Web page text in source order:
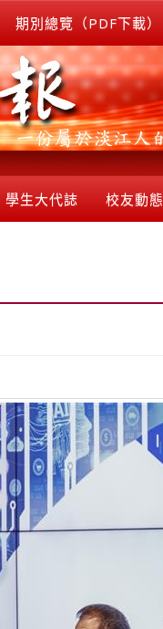
期別總覽（PDF下載）
學生大代誌 校友動態